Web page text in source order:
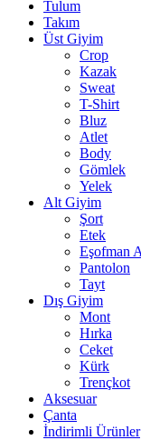
Tulum
Takım
Üst Giyim
Crop
Kazak
Sweat
T-Shirt
Bluz
Atlet
Body
Gömlek
Yelek
Alt Giyim
Şort
Etek
Eşofman
Pantolon
Tayt
Dış Giyim
Mont
Hırka
Ceket
Kürk
Trençkot
Aksesuar
Çanta
İndirimli Ürünler